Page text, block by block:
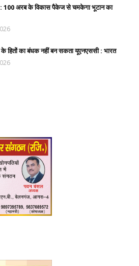
: 100 अरब के विकास पैकेज से चमकेगा भूटान का
हितों का बंधक नहीं बन सकता यूएनएससी : भारत